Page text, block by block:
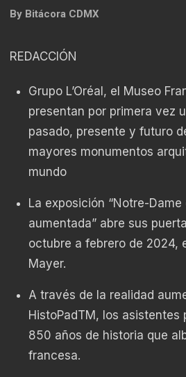
By Bitácora CDMX
REDACCIÓN
Grupo L’Oréal, el Museo
presentan por primera vez
pasado, presente y futuro
mayores monumentos
mundo
La exposición “Notre-
aumentada” abre sus
octubre a febrero de 2024,
Mayer.
A través de la realidad
HistoPadTM, los asistentes
850 años de historia que
francesa.